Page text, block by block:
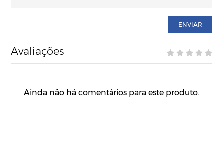
ENVIAR
Avaliações
Ainda não há comentários para este produto.